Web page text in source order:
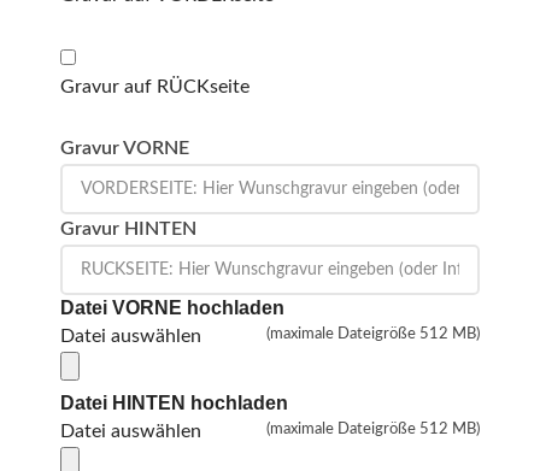
Gravur auf RÜCKseite
Gravur VORNE
Gravur HINTEN
Datei VORNE hochladen
Datei auswählen (maximale Dateigröße 512 MB)
Datei HINTEN hochladen
Datei auswählen (maximale Dateigröße 512 MB)